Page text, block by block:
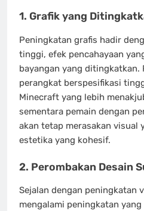
1. Grafik yang
Peningkatan grafis hadir
tinggi, efek pencahayaan
bayangan yang ditingkatkan.
perangkat berspesifikasi
Minecraft yang lebih
sementara pemain dengan
akan tetap merasakan visual
estetika yang kohesif.
2. Perombakan Desain
Sejalan dengan peningkatan
mengalami peningkatan